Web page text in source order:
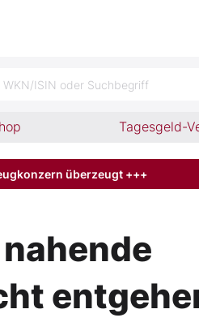
WKN/ISIN oder Suchbegriff
Tagesgeld-
überzeugt +++